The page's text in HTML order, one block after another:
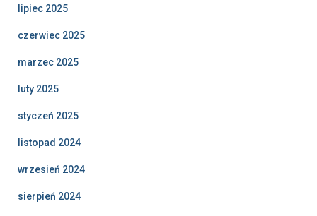
lipiec 2025
czerwiec 2025
marzec 2025
luty 2025
styczeń 2025
listopad 2024
wrzesień 2024
sierpień 2024